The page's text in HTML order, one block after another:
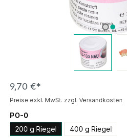
9,70 €*
Preise exkl. MwSt. zzgl. Versandkosten
PO-0
200 g Riegel
400 g Riegel